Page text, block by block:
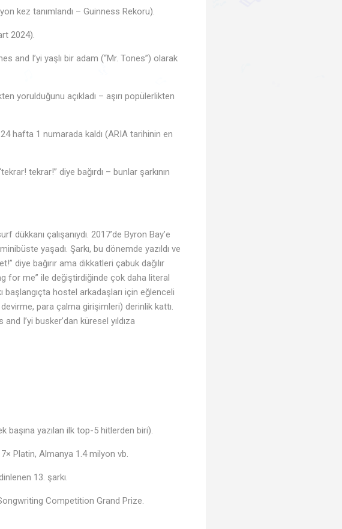
kez tanımlandı – Guinness Rekoru).
2024).
and I’yi yaşlı bir adam (“Mr. Tones”) olarak
yorulduğunu açıkladı – aşırı popülerlikten
hafta 1 numarada kaldı (ARIA tarihinin en
tekrar!” diye bağırdı – bunlar şarkının
çalışanıydı. 2017’de Byron Bay’e
yaşadı. Şarkı, bu dönemde yazıldı ve
diye bağırır ama dikkatleri çabuk dağılır
for me” ile değiştirdiğinde çok daha literal
hostel arkadaşları için eğlenceli
para çalma girişimleri) derinlik kattı.
I’yi busker’dan küresel yıldıza
başına yazılan ilk top-5 hitlerden biri).
Platin, Almanya 1.4 milyon vb.
13. şarkı.
Competition Grand Prize.
🎶
♫